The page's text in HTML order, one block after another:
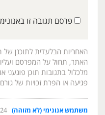
פרסם תגובה זו
האחריות הבלעדית לתוכנן של
האתר, תחול על המפרסם
מלכלול בתגובות תוכן פוגעני
פגיעה או הפרת זכויות של
משתמש אנונימי (לא מזוהה)